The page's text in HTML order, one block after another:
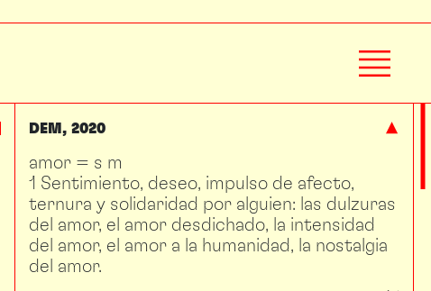
DEM 2020
amor = s m
1 Sentimiento, deseo, impulso de afecto,
ternura y solidaridad por alguien: las dulzuras
del amor, el amor desdichado, la intensidad
del amor, el amor a la humanidad, la nostalgia
del amor.